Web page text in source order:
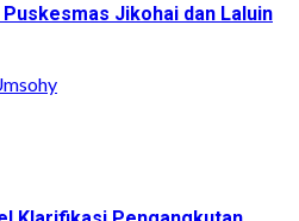
Jikohai dan Laluin